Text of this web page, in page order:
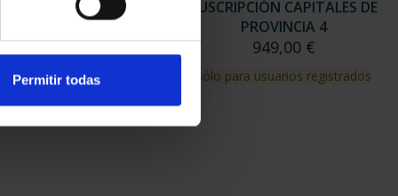
Permitir todas
CAPITALES DE
PROVINCIA 3
949,00 €
para usuarios registrados
SUSCRIPCIÓN CAPITALES DE
PROVINCIA 4
949,00 €
Sólo para usuarios registrados